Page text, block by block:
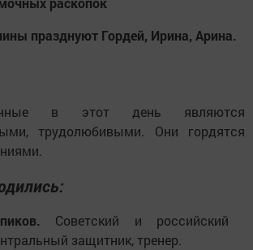
празднуют Гордей, Ирина, Арина.
в этот день являются
трудолюбивыми. Они гордятся
Советский и российский
защитник, тренер.